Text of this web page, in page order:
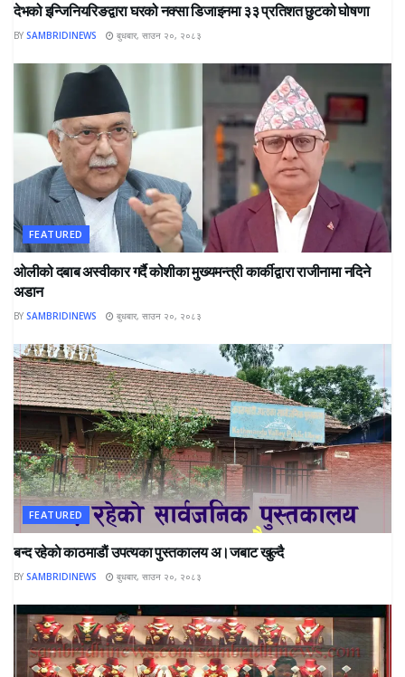
देभको इन्जिनियरिङद्वारा घरको नक्सा डिजाइनमा ३३ प्रतिशत छुटको घोषणा
BY SAMBRIDINEWS बुधबार, साउन २०, २०८३
FEATURED
ओलीको दबाब अस्वीकार गर्दै कोशीका मुख्यमन्त्री कार्कीद्वारा राजीनामा नदिने
अडान
BY SAMBRIDINEWS बुधबार, साउन २०, २०८३
FEATURED
बन्द रहेकाे काठमाडाैं उपत्यका पुस्तकालय अ।जबाट खुल्दै
BY SAMBRIDINEWS बुधबार, साउन २०, २०८३